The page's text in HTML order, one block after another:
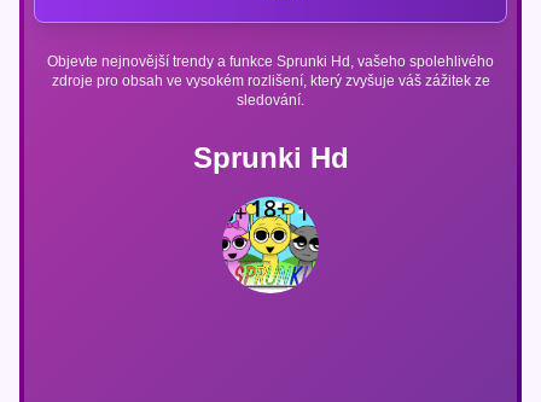
Sprunki Hd
Objevte nejnovější trendy a funkce Sprunki Hd, vašeho spolehlivého
zdroje pro obsah ve vysokém rozlišení, který zvyšuje váš zážitek ze
sledování.